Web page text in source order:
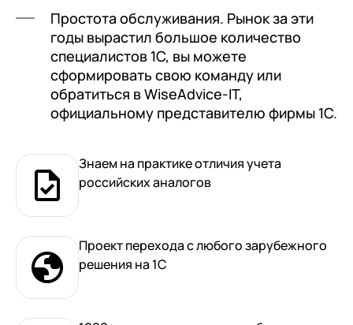
Простота обслуживания. Рынок за эти
годы вырастил большое количество
специалистов 1С, вы можете
сформировать свою команду или
обратиться в WiseAdvice-IT,
официальному представителю фирмы 1С.
Знаем на практике отличия учета
российских аналогов
Проект перехода с любого зарубежного
решения на 1С
Сервисы 1С
1С-ЭДО
1С:Контрагент
1С-Отчетность
1С:Фреш
Доки 1С